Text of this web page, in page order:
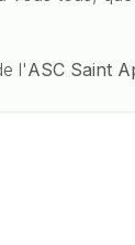
l'ASC Saint